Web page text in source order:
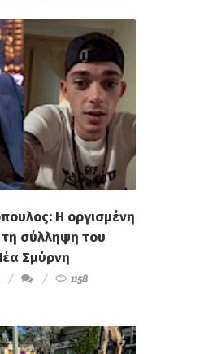
Η οργισμένη
σύλληψη του
Σμύρνη
1158